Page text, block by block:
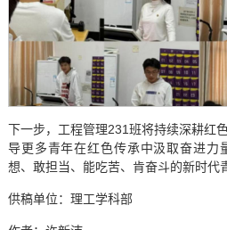
下一步，工程管理231班将持续深耕红
导更多青年在红色传承中汲取奋进力
想、敢担当、能吃苦、肯奋斗的新时代
供稿单位：理工学科部